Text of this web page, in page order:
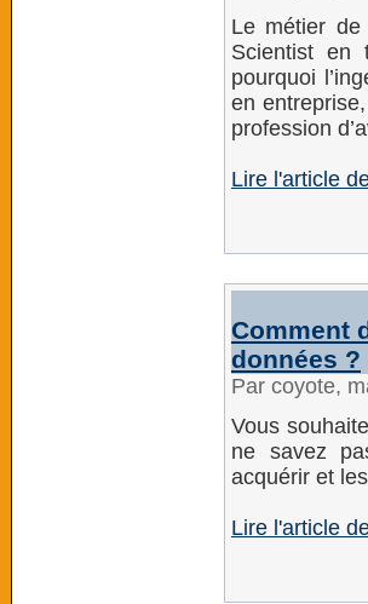
Le métier de
Scientist en
pourquoi
en
profession
Lire l'article
Comment
données ?
Par coyote,
Vous
ne savez
acquérir et
Lire l'article